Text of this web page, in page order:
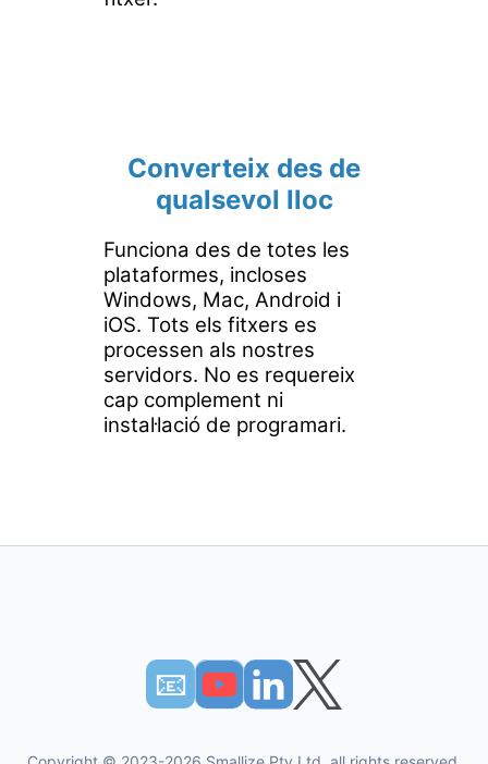
Converteix des de
qualsevol lloc
Funciona des de totes les
plataformes, incloses
Windows, Mac, Android i
iOS. Tots els fitxers es
processen als nostres
servidors. No es requereix
cap complement ni
instal·lació de programari.
📧︎